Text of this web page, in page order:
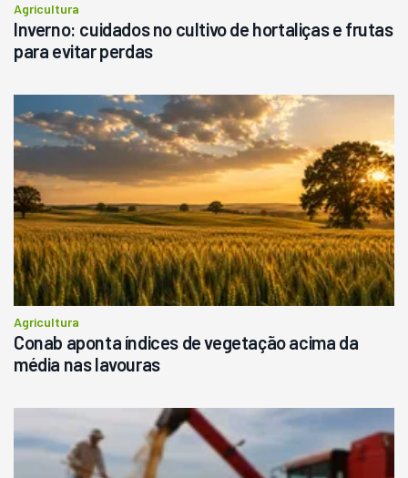
Agricultura
Inverno: cuidados no cultivo de hortaliças e frutas
para evitar perdas
Agricultura
Conab aponta índices de vegetação acima da
média nas lavouras